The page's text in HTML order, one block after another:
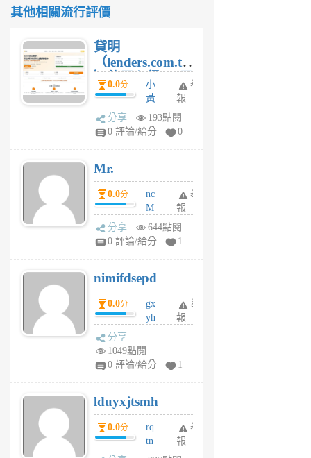
其他相關流行評價
貸明
（lenders.com.tw
）使用心得 — 民
間貸款比較平台
體驗
0.0分
小
黃
蜂
1
舉
報
分享
193點閱
0 評論/給分
0
Mr.
0.0分
nc
M
U
F
U
5
個
月
舉
報
分享
644點閱
0 評論/給分
1
nimifdsepd
0.0分
gx
yh
jl
月
前
舉
報
分享
1049點閱
0 評論/給分
1
lduyxjtsmh
0.0分
rq
tn
jt
舉
報